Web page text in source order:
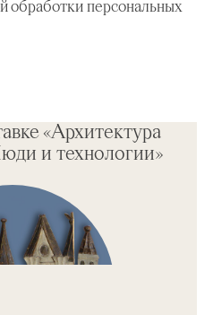
обработки персональных
«Архитектура
и технологии»